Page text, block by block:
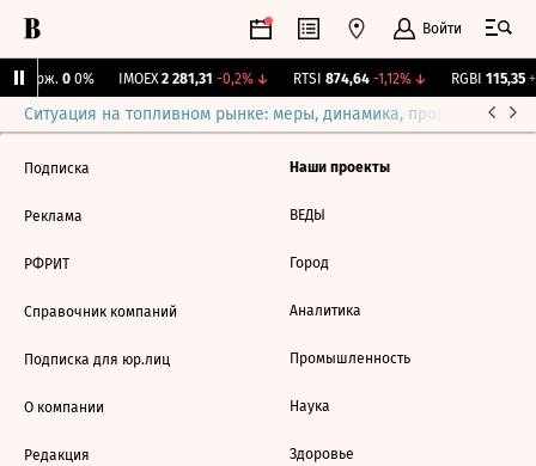
Войти
Бирж. 0 0% IMOEX 2 281,31 -0,2%↓ RTSI 874,64 -1,12%↓ RGBI 115,35
Ситуация на топливном рынке: меры, динамика, прогнозы
Подписка
Реклама
РФРИТ
Справочник компаний
Подписка для юр.лиц
О компании
Редакция
Наши проекты
ВЕДЫ
Город
Аналитика
Промышленность
Наука
Здоровье